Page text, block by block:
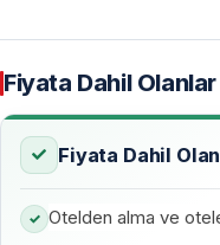
Gösteri Saati:21:00
Süre:Yaklaşık 2 saat
Anadolu Ateşi
Anadolu Ateşi yalnızca
Fiyata Dahil Olanlar
Fiyata Dahil
Otelden alma ve